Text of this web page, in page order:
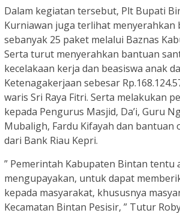
Dalam kegiatan tersebut, Plt Bupati
Kurniawan juga terlihat menyerahkan
sebanyak 25 paket melalui Baznas
Serta turut menyerahkan bantuan
kecelakaan kerja dan beasiswa anak
Ketenagakerjaan sebesar
waris Sri Raya Fitri. Serta melakukan
kepada Pengurus Masjid, Da’i, Guru
Mubaligh, Fardu Kifayah dan bantuan
dari Bank Riau Kepri.
” Pemerintah Kabupaten Bintan tentu
mengupayakan, untuk dapat
kepada masyarakat, khususnya
Kecamatan Bintan Pesisir, ” Tutur